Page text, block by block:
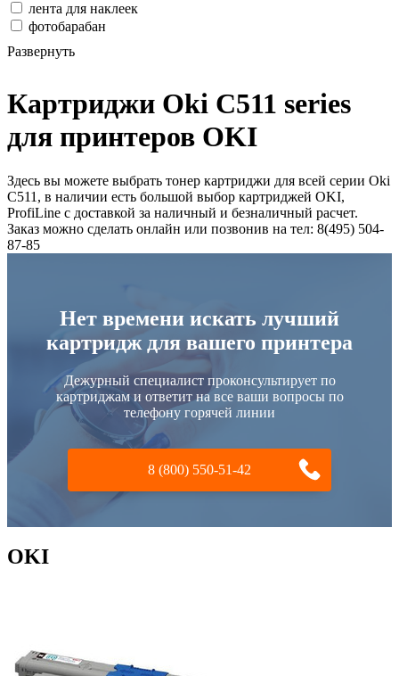
лента для наклеек
фотобарабан
Развернуть
Картриджи Oki C511 series
для принтеров OKI
Здесь вы можете выбрать тонер картриджи для всей серии Oki
C511, в наличии есть большой выбор картриджей OKI,
ProfiLine с доставкой за наличный и безналичный расчет.
Заказ можно сделать онлайн или позвонив на тел: 8(495) 504-
87-85
Нет времени искать лучший
картридж для вашего принтера
Дежурный специалист проконсультирует по
картриджам и ответит на все ваши вопросы по
телефону горячей линии
8 (800) 550-51-42
OKI